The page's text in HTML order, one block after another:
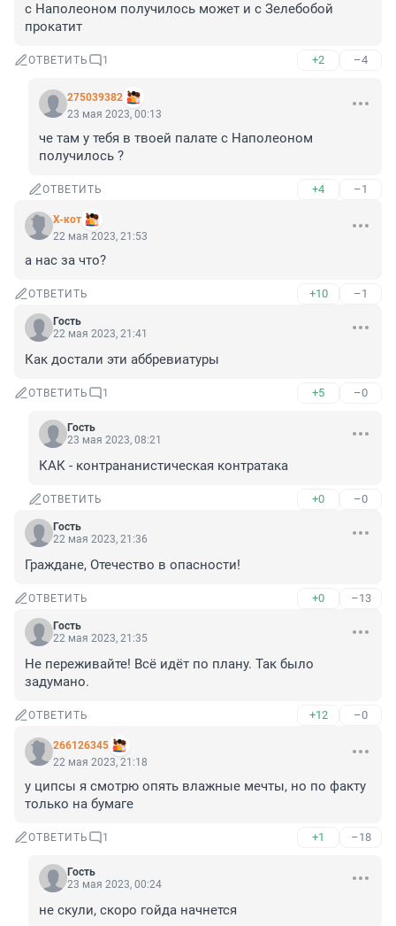
с Наполеоном получилось может и с Зелебобой
прокатит
ОТВЕТИТЬ 1 +2 –4
275039382
23 мая 2023, 00:13
че там у тебя в твоей палате с Наполеоном
получилось ?
ОТВЕТИТЬ +4 –1
X-кот
22 мая 2023, 21:53
а нас за что?
ОТВЕТИТЬ +10 –1
Гость
22 мая 2023, 21:41
Как достали эти аббревиатуры
ОТВЕТИТЬ 1 +5 –0
Гость
23 мая 2023, 08:21
КАК - контрананистическая контратака
ОТВЕТИТЬ +0 –0
Гость
22 мая 2023, 21:36
Граждане, Отечество в опасности!
ОТВЕТИТЬ +0 –13
Гость
22 мая 2023, 21:35
Не переживайте! Всё идёт по плану. Так было
задумано.
ОТВЕТИТЬ +12 –0
266126345
22 мая 2023, 21:18
у ципсы я смотрю опять влажные мечты, но по факту
только на бумаге
ОТВЕТИТЬ 1 +1 –18
Гость
23 мая 2023, 00:24
не скули, скоро гойда начнется